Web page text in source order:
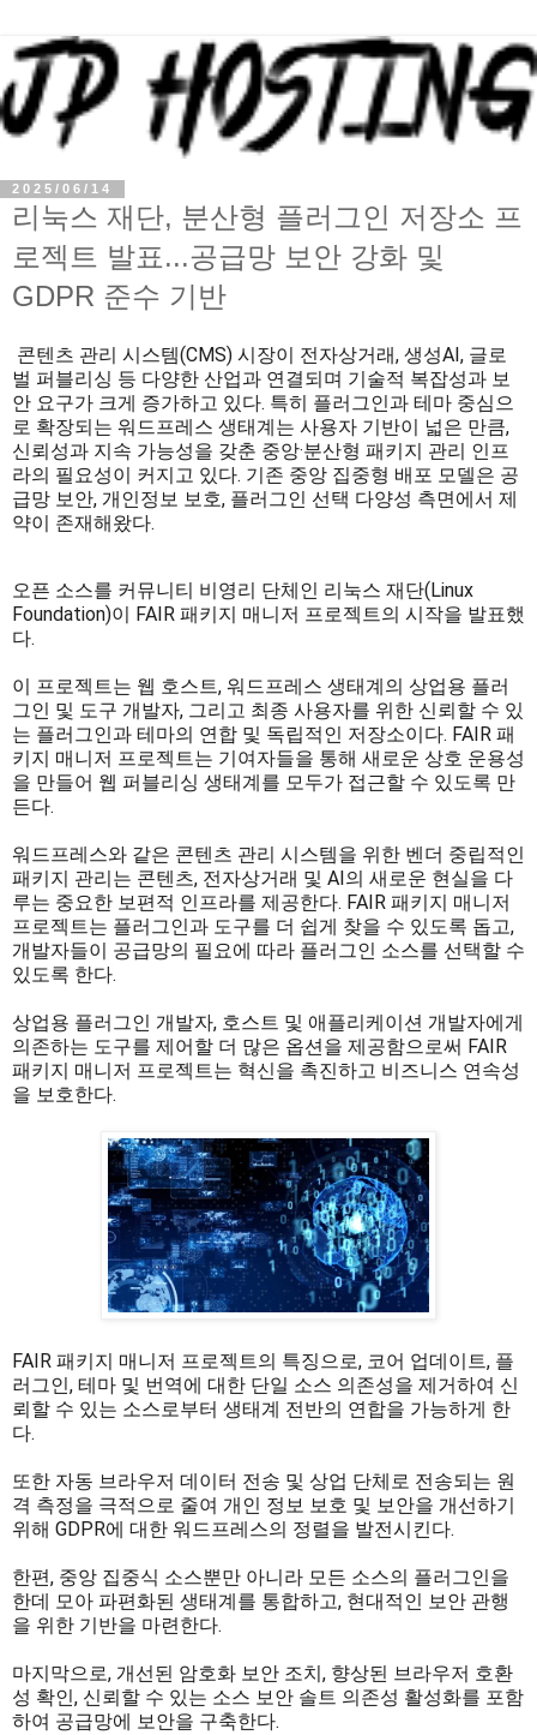
2025/06/14
리눅스 재단, 분산형 플러그인 저장소 프
로젝트 발표...공급망 보안 강화 및
GDPR 준수 기반
콘텐츠 관리 시스템(CMS) 시장이 전자상거래, 생성AI, 글로
벌 퍼블리싱 등 다양한 산업과 연결되며 기술적 복잡성과 보
안 요구가 크게 증가하고 있다. 특히 플러그인과 테마 중심으
로 확장되는 워드프레스 생태계는 사용자 기반이 넓은 만큼,
신뢰성과 지속 가능성을 갖춘 중앙·분산형 패키지 관리 인프
라의 필요성이 커지고 있다. 기존 중앙 집중형 배포 모델은 공
급망 보안, 개인정보 보호, 플러그인 선택 다양성 측면에서 제
약이 존재해왔다.
오픈 소스를 커뮤니티 비영리 단체인 리눅스 재단(Linux
Foundation)이 FAIR 패키지 매니저 프로젝트의 시작을 발표했
다.
이 프로젝트는 웹 호스트, 워드프레스 생태계의 상업용 플러
그인 및 도구 개발자, 그리고 최종 사용자를 위한 신뢰할 수 있
는 플러그인과 테마의 연합 및 독립적인 저장소이다. FAIR 패
키지 매니저 프로젝트는 기여자들을 통해 새로운 상호 운용성
을 만들어 웹 퍼블리싱 생태계를 모두가 접근할 수 있도록 만
든다.
워드프레스와 같은 콘텐츠 관리 시스템을 위한 벤더 중립적인
패키지 관리는 콘텐츠, 전자상거래 및 AI의 새로운 현실을 다
루는 중요한 보편적 인프라를 제공한다. FAIR 패키지 매니저
프로젝트는 플러그인과 도구를 더 쉽게 찾을 수 있도록 돕고,
개발자들이 공급망의 필요에 따라 플러그인 소스를 선택할 수
있도록 한다.
상업용 플러그인 개발자, 호스트 및 애플리케이션 개발자에게
의존하는 도구를 제어할 더 많은 옵션을 제공함으로써 FAIR
패키지 매니저 프로젝트는 혁신을 촉진하고 비즈니스 연속성
을 보호한다.
FAIR 패키지 매니저 프로젝트의 특징으로, 코어 업데이트, 플
러그인, 테마 및 번역에 대한 단일 소스 의존성을 제거하여 신
뢰할 수 있는 소스로부터 생태계 전반의 연합을 가능하게 한
다.
또한 자동 브라우저 데이터 전송 및 상업 단체로 전송되는 원
격 측정을 극적으로 줄여 개인 정보 보호 및 보안을 개선하기
위해 GDPR에 대한 워드프레스의 정렬을 발전시킨다.
한편, 중앙 집중식 소스뿐만 아니라 모든 소스의 플러그인을
한데 모아 파편화된 생태계를 통합하고, 현대적인 보안 관행
을 위한 기반을 마련한다.
마지막으로, 개선된 암호화 보안 조치, 향상된 브라우저 호환
성 확인, 신뢰할 수 있는 소스 보안 솔트 의존성 활성화를 포함
하여 공급망에 보안을 구축한다.